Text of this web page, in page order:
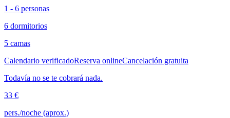
1 - 6 personas
6 dormitorios
5 camas
Calendario verificadoReserva onlineCancelación gratuita
Todavía no se te cobrará nada.
33 €
pers./noche (aprox.)